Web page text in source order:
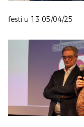
festi u 13 05/04/25